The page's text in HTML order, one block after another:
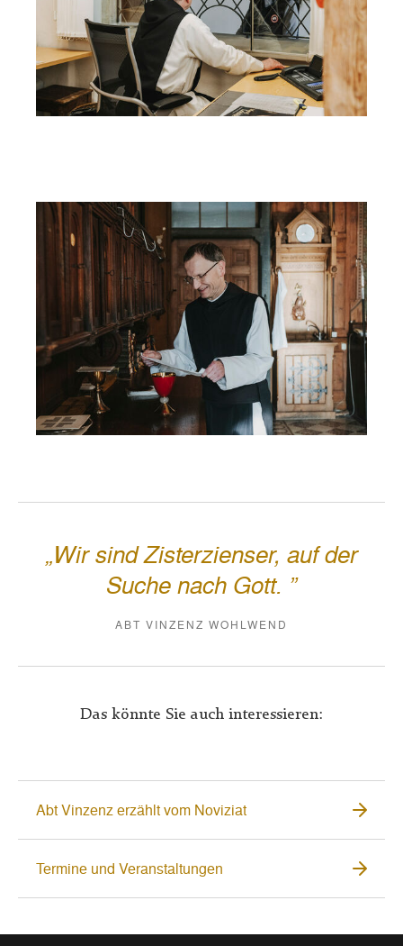
„Wir sind Zisterzienser, auf der
Suche nach Gott. ”
ABT VINZENZ WOHLWEND
Das könnte Sie auch interessieren:
Abt Vinzenz erzählt vom Noviziat
Termine und Veranstaltungen